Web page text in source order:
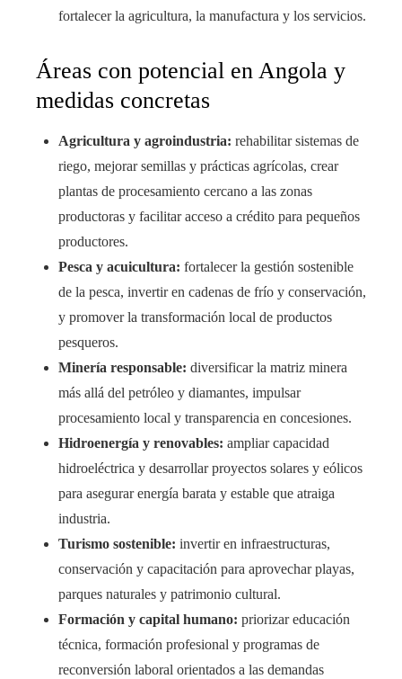
fortalecer la agricultura, la manufactura y los servicios.
Áreas con potencial en Angola y
medidas concretas
Agricultura y agroindustria: rehabilitar sistemas de
riego, mejorar semillas y prácticas agrícolas, crear
plantas de procesamiento cercano a las zonas
productoras y facilitar acceso a crédito para pequeños
productores.
Pesca y acuicultura: fortalecer la gestión sostenible
de la pesca, invertir en cadenas de frío y conservación,
y promover la transformación local de productos
pesqueros.
Minería responsable: diversificar la matriz minera
más allá del petróleo y diamantes, impulsar
procesamiento local y transparencia en concesiones.
Hidroenergía y renovables: ampliar capacidad
hidroeléctrica y desarrollar proyectos solares y eólicos
para asegurar energía barata y estable que atraiga
industria.
Turismo sostenible: invertir en infraestructuras,
conservación y capacitación para aprovechar playas,
parques naturales y patrimonio cultural.
Formación y capital humano: priorizar educación
técnica, formación profesional y programas de
reconversión laboral orientados a las demandas